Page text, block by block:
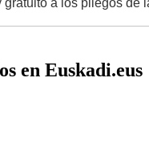
en Euskadi.eus